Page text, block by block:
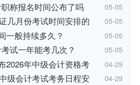
称报名时间公布了吗 05-05
几月份考试时间安排的 05-05
一般持续多久？ 05-05
试一年能考几次？ 05-05
2026年中级会计资格考 04-29
级会计考试考务日程安 04-29